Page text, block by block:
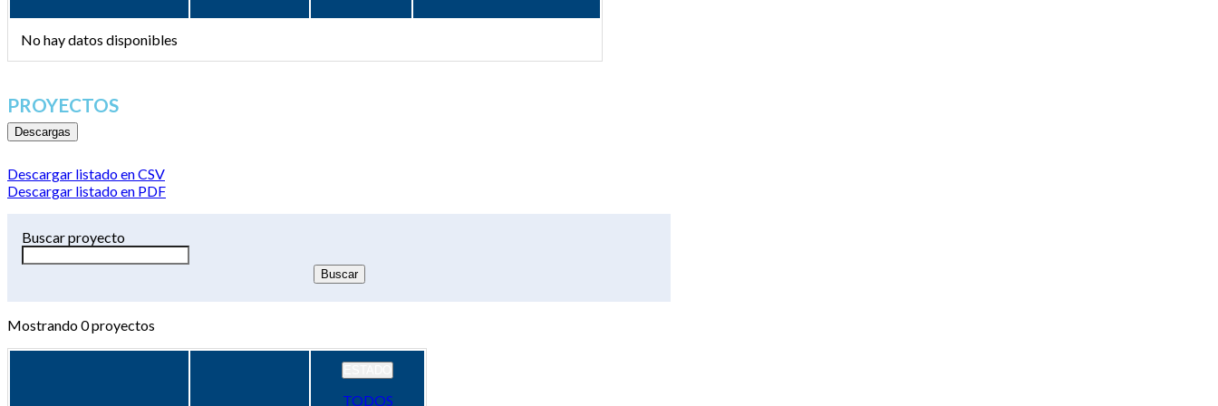
No hay datos disponibles
PROYECTOS
Descargas
Descargar listado en CSV
Descargar listado en PDF
Buscar proyecto
Mostrando0proyectos
TODOS